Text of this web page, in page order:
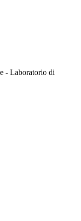
- Laboratorio di